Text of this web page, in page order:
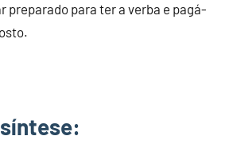
preparado para ter a verba e pagá-